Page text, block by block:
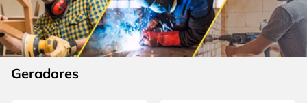
Geradores
6 º fio
7º serra copo
8º chave impacto
escada
5 º serra circular
6º fio